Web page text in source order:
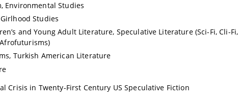
Environmental Studies
Studies
and Young Adult Literature, Speculative Literature (Sci-Fi, Cli-
Turkish American Literature
Crisis in Twenty-First Century US Speculative Fiction